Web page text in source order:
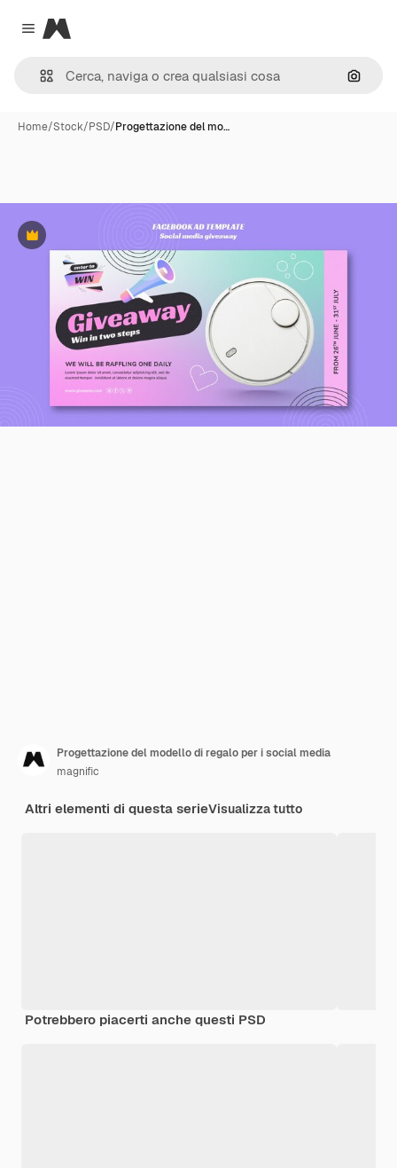
Close menu
Magnific
Cerca
Home/Stock/PSD/Progettazione del mo…
Premium
Progettazione del modello di regalo per i social media
magnific
Altri elementi di questa serieVisualizza tutto
Potrebbero piacerti anche questi PSD